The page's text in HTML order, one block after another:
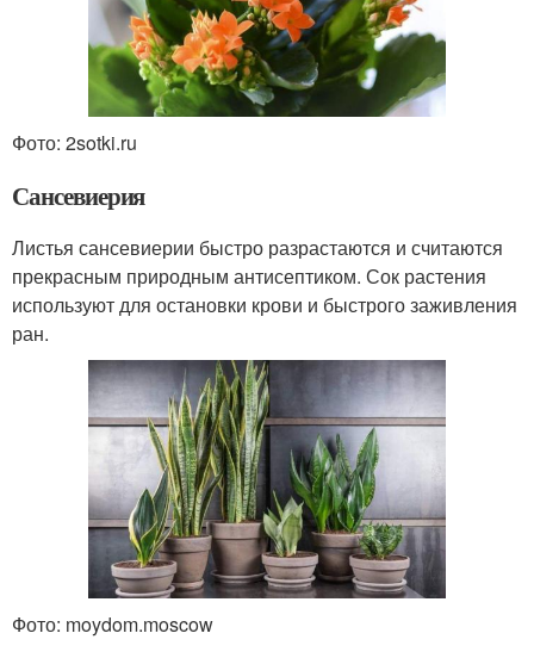
Фото: 2sotki.ru
Сансевиерия
Листья сансевиерии быстро разрастаются и считаются
прекрасным природным антисептиком. Сок растения
используют для остановки крови и быстрого заживления
ран.
Фото: moydom.moscow